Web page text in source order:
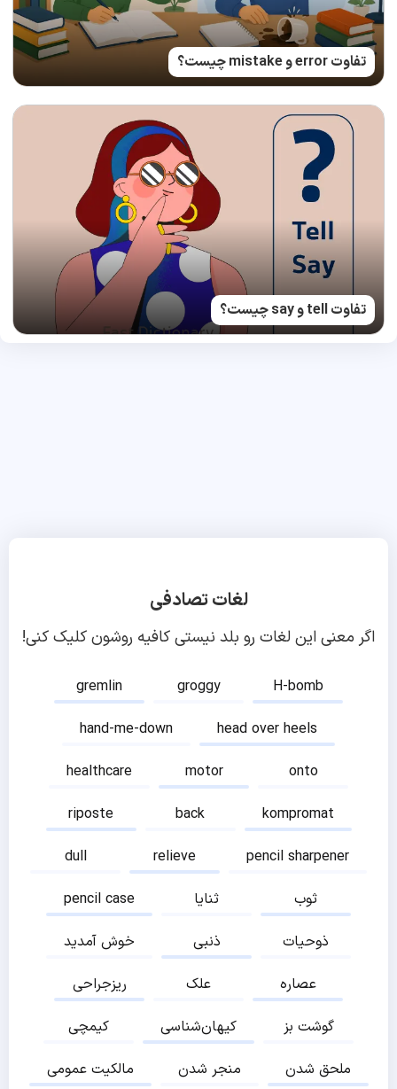
تفاوت error و mistake چیست؟
تفاوت tell و say چیست؟
لغات تصادفی
اگر معنی این لغات رو بلد نیستی کافیه روشون کلیک کنی!
gremlin groggy
H-bomb
hand-me-down
head over heels
healthcare
motor
onto
riposte
back
kompromat
dull
relieve
pencil sharpener
pencil case
ثنایا
ثوب
خوش آمدید
ذنبی
ذوحیات
ریزجراحی
علک
عصاره
کیمچی
کیهان‌شناسی
گوشت بز
مالکیت عمومی
منجر شدن ملحق شدن